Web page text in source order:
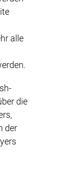
alle
die
der